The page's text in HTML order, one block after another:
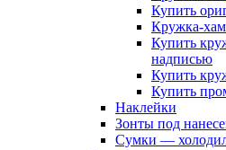
Купить
Кружка-
Купить
надписью
Купить
Купить
Наклейки
Зонты под
Сумки —